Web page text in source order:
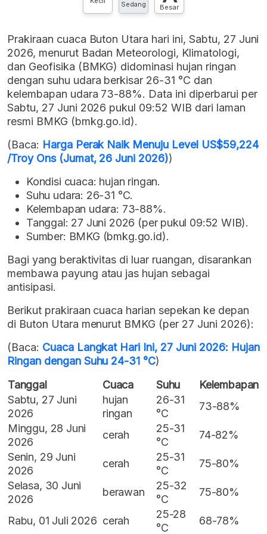
Sedang Besar
Prakiraan cuaca Buton Utara hari ini, Sabtu, 27 Juni
2026, menurut Badan Meteorologi, Klimatologi,
dan Geofisika (BMKG) didominasi hujan ringan
dengan suhu udara berkisar 26-31 °C dan
kelembapan udara 73-88%. Data ini diperbarui per
Sabtu, 27 Juni 2026 pukul 09:52 WIB dari laman
resmi BMKG (bmkg.go.id).
(Baca: Harga Perak Naik Menuju Level US$59,224
/Troy Ons (Jumat, 26 Juni 2026))
Kondisi cuaca: hujan ringan.
Suhu udara: 26-31 °C.
Kelembapan udara: 73-88%.
Tanggal: 27 Juni 2026 (per pukul 09:52 WIB).
Sumber: BMKG (bmkg.go.id).
Bagi yang beraktivitas di luar ruangan, disarankan
membawa payung atau jas hujan sebagai
antisipasi.
Berikut prakiraan cuaca harian sepekan ke depan
di Buton Utara menurut BMKG (per 27 Juni 2026):
(Baca: Cuaca Langkat Hari Ini, 27 Juni 2026: Hujan
Ringan dengan Suhu 24-31 °C)
Tanggal
Cuaca Suhu
Kelembapan
Sabtu, 27 Juni
2026
hujan
ringan
26-31
°C
73-88%
Minggu, 28 Juni
2026
cerah
25-31
°C
74-82%
Senin, 29 Juni
2026
cerah
25-31
°C
75-80%
Selasa, 30 Juni
2026
berawan
25-32
°C
75-80%
Rabu, 01 Juli 2026 cerah
25-28
°C
68-78%